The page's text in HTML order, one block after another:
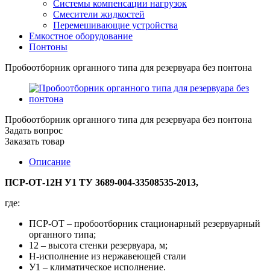
Системы компенсации нагрузок
Смесители жидкостей
Перемешивающие устройства
Емкостное оборудование
Понтоны
Пробоотборник органного типа для резервуара без понтона
Пробоотборник органного типа для резервуара без понтона
Задать вопрос
Заказать товар
Описание
ПСР-ОТ-12Н У1 ТУ 3689-004-33508535-2013,
где:
ПСР-ОТ – пробоотборник стационарный резервуарный
органного типа;
12 – высота стенки резервуара, м;
Н-исполнение из нержавеющей стали
У1 – климатическое исполнение.